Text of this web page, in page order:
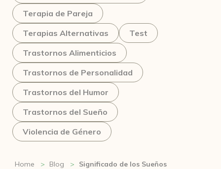
Terapia de Pareja
Terapias Alternativas
Test
Trastornos Alimenticios
Trastornos de Personalidad
Trastornos del Humor
Trastornos del Sueño
Violencia de Género
Home Blog Significado de los Sueños